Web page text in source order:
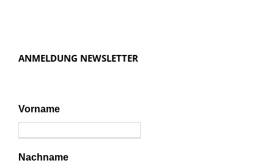
ANMELDUNG NEWSLETTER
Vorname
Nachname